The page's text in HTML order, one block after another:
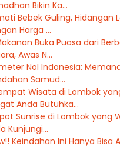
Bikin Ka...
Bebek Guling, Hidangan
Harga ...
Buka Puasa dari
Awas N...
Nol Indonesia:
Samud...
Wisata di Lombok
Anda Butuhka...
Sunrise di Lombok yang
Kunjungi...
Keindahan Ini Hanya Bisa